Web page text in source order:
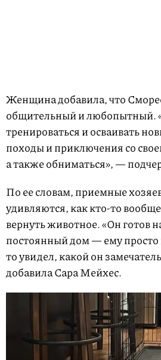
Женщина добавила, что
общительный и любопытный.
тренироваться и осваивать
походы и приключения со
а также обниматься», —
По ее словам, приемные
удивляются, как кто-то
вернуть животное. «Он готов
постоянный дом — ему
то увидел, какой он
добавила Сара Мейхес.